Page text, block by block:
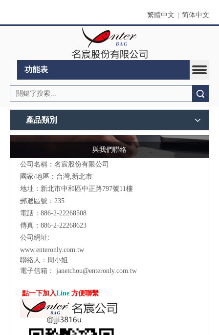
繁體中文 简体中文
功能表
產品類別
與我們聯絡
公司名稱：名宸股份有限公司
國家/地區：台灣,新北市
地址：新北市中和區中正路797號11樓
郵遞區號：235
電話：886-2-22268508
傳真：886-2-22268623
公司網址:
www.enteronly.com.tw
聯絡人：周小姐
電子信箱： janetchou@enteronly.com.tw
點一下加入Line 方便聯繫